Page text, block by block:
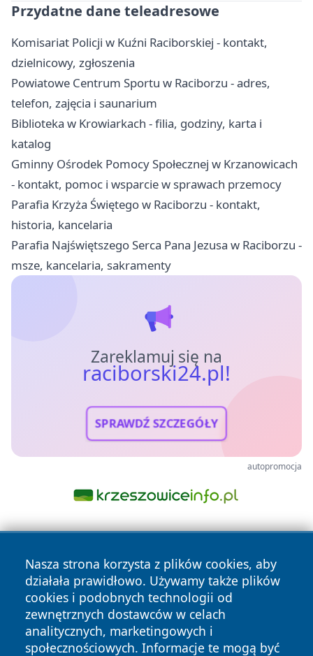
Przydatne dane teleadresowe
Komisariat Policji w Kuźni Raciborskiej - kontakt,
dzielnicowy, zgłoszenia
Powiatowe Centrum Sportu w Raciborzu - adres,
telefon, zajęcia i saunarium
Biblioteka w Krowiarkach - filia, godziny, karta i
katalog
Gminny Ośrodek Pomocy Społecznej w Krzanowicach
- kontakt, pomoc i wsparcie w sprawach przemocy
Parafia Krzyża Świętego w Raciborzu - kontakt,
historia, kancelaria
Parafia Najświętszego Serca Pana Jezusa w Raciborzu -
msze, kancelaria, sakramenty
Zareklamuj się na
raciborski24.pl!
SPRAWDŹ SZCZEGÓŁY
autopromocja
Nasza strona korzysta z plików cookies, aby
działała prawidłowo. Używamy także plików
cookies i podobnych technologii od
zewnętrznych dostawców w celach
analitycznych, marketingowych i
społecznościowych. Informacje te mogą być
Copyright © 2026 raciborski24.pl Wszystkie prawa
zastrzeżone.